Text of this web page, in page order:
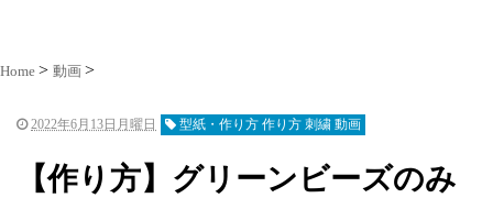
Home 動画
2022年6月13日月曜日 型紙・作り方 作り方 刺繍 動画
【作り方】グリーンビーズのみ